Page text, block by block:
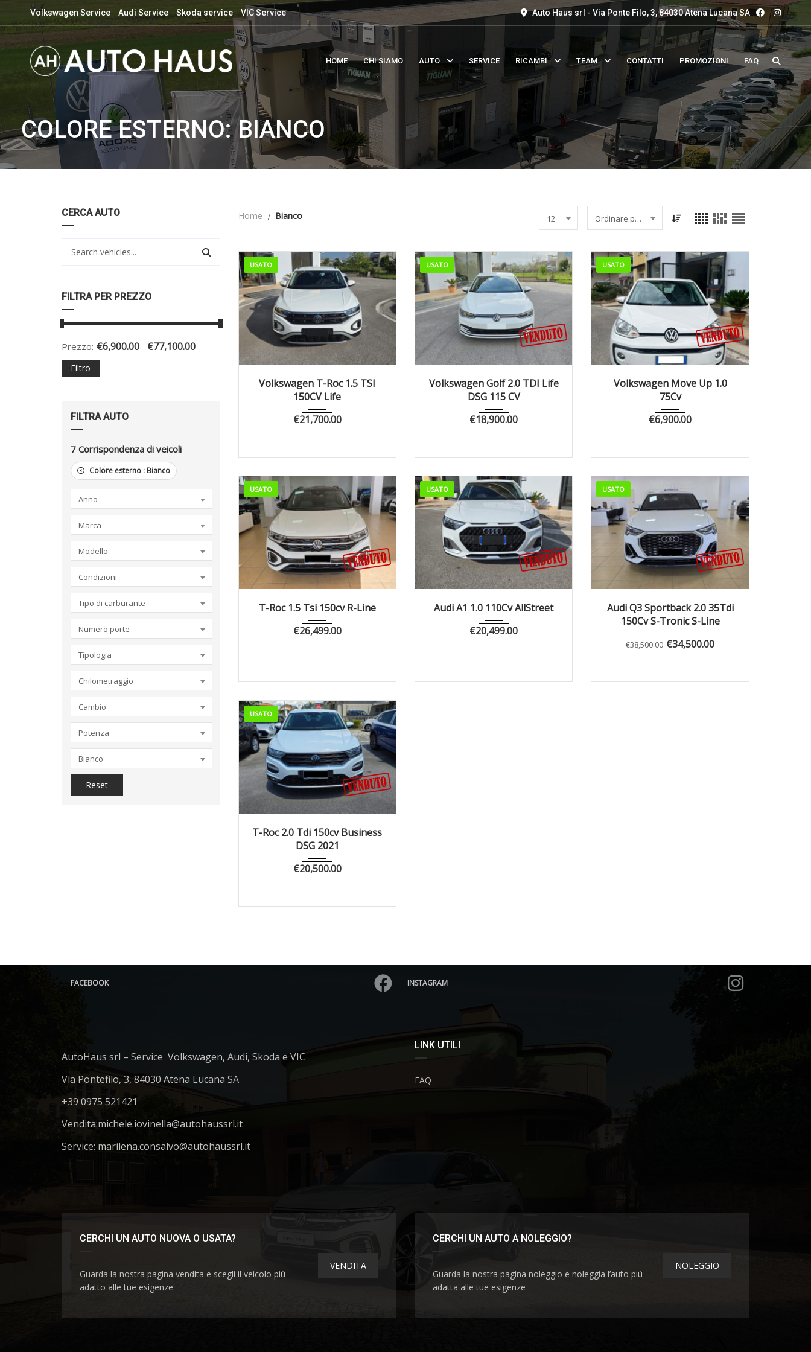
Volkswagen Service Audi Service Skoda service VIC Service Auto Haus srl - Via Ponte Filo, 3, 84030 Atena Lucana SA
HOME CHI SIAMO AUTO SERVICE RICAMBI TEAM CONTATTI PROMOZIONI FAQ
COLORE ESTERNO: BIANCO
CERCA AUTO
FILTRA PER PREZZO
Prezzo: €6,900.00 - €77,100.00
Filtro
FILTRA AUTO
7 Corrispondenza di veicoli
Colore esterno : Bianco
Anno
Marca
Modello
Condizioni
Tipo di carburante
Numero porte
Tipologia
Chilometraggio
Cambio
Potenza
Bianco
Reset
Home Bianco 12 Ordinare per data
USATO
2023 Manua... 73770
Volkswagen T-Roc 1.5 TSI
150CV Life
€21,700.00
USATO
2022 Autom... 107164
Volkswagen Golf 2.0 TDI Life
DSG 115 CV
€18,900.00
USATO
2016 Manua... 97350
Volkswagen Move Up 1.0
75Cv
€6,900.00
USATO
2022 Manua... 65000
T-Roc 1.5 Tsi 150cv R-Line
€26,499.00
USATO
2023 Manua...
Audi A1 1.0 110Cv AllStreet
€20,499.00
USATO
2020 Autom... 72000
Audi Q3 Sportback 2.0 35Tdi
150Cv S-Tronic S-Line
€38,500.00 €34,500.00
USATO
2021 Autom... 94337
T-Roc 2.0 Tdi 150cv Business
DSG 2021
€20,500.00
FACEBOOK INSTAGRAM
AutoHaus srl – Service Volkswagen, Audi, Skoda e VIC
Via Pontefilo, 3, 84030 Atena Lucana SA
+39 0975 521421
Vendita:michele.iovinella@autohaussrl.it
Service: marilena.consalvo@autohaussrl.it
LINK UTILI
FAQ
CERCHI UN AUTO NUOVA O USATA?
Guarda la nostra pagina vendita e scegli il veicolo più
adatto alle tue esigenze
VENDITA
CERCHI UN AUTO A NOLEGGIO?
Guarda la nostra pagina noleggio e noleggia l’auto più
adatta alle tue esigenze
NOLEGGIO